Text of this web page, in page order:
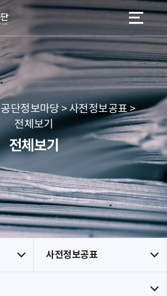
본문 바로가기
메뉴 바로가기
단정보마당 > 사전정보공표 >
전체보기
전체보기
사전정보공표